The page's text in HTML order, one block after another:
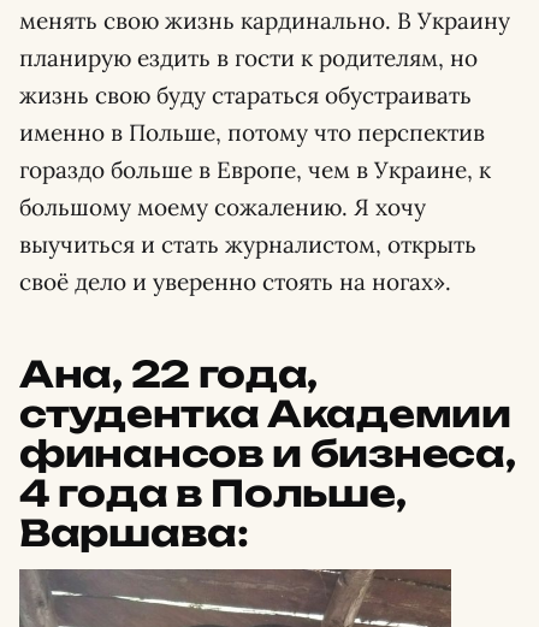
менять свою жизнь кардинально. В Украину
планирую ездить в гости к родителям, но
жизнь свою буду стараться обустраивать
именно в Польше, потому что перспектив
гораздо больше в Европе, чем в Украине, к
большому моему сожалению. Я хочу
выучиться и стать журналистом, открыть
своё дело и уверенно стоять на ногах».
Ана, 22 года,
студентка Академии
финансов и бизнеса,
4 года в Польше,
Варшава: